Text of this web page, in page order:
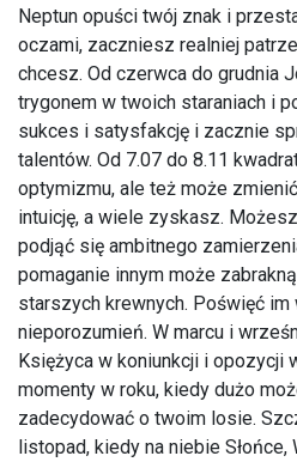
Neptun opuści twój znak i
oczami, zaczniesz realniej
chcesz. Od czerwca do grudnia
trygonem w twoich staraniach i
sukces i satysfakcję i zacznie
talentów. Od 7.07 do 8.11
optymizmu, ale też może
intuicję, a wiele zyskasz.
podjąć się ambitnego
pomaganie innym może
starszych krewnych. Poświęć im
nieporozumień. W marcu i
Księżyca w koniunkcji i opozycji
momenty w roku, kiedy dużo
zadecydować o twoim losie.
listopad, kiedy na niebie